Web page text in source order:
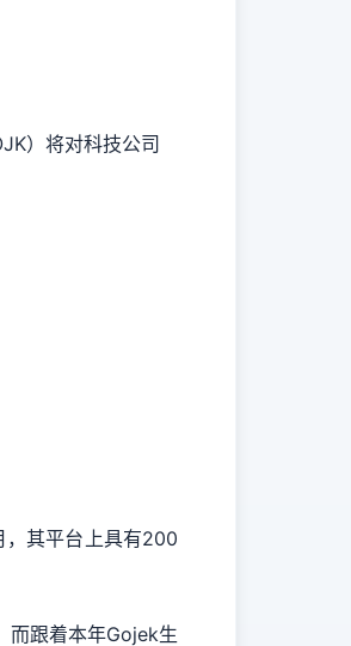
）将对科技公司
其平台上具有200
而跟着本年Gojek生